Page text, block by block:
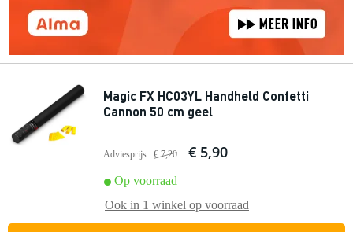
Magic FX HC03YL Handheld Confetti
Cannon 50 cm geel
Adviesprijs € 7,20 € 5,90
Op voorraad
Ook in 1 winkel op voorraad